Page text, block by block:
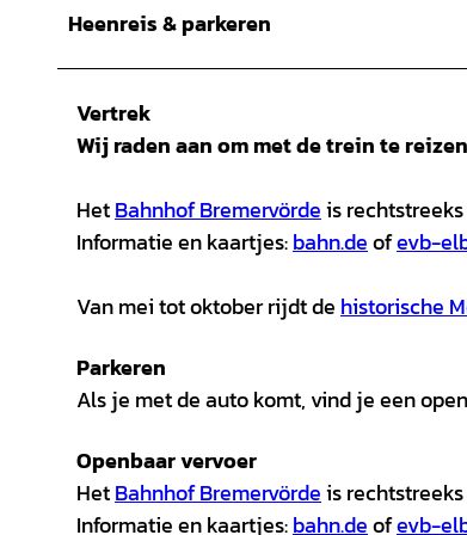
Heenreis & parkeren
Vertrek
Wij raden aan om met de trein te
HetBahnhof Bremervördeis
Informatie en kaartjes:bahn.deofevb-
Van mei tot oktober rijdt de historische
Parkeren
Als je met de auto komt, vind je een
Openbaar vervoer
HetBahnhof Bremervördeis
Informatie en kaartjes:bahn.deofevb-